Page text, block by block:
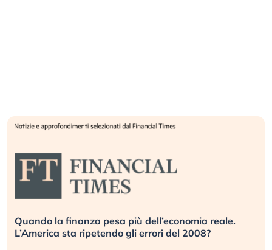
Quando la finanza pesa più dell’economia reale.
L’America sta ripetendo gli errori del 2008?